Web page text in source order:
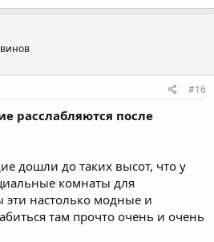
#16
расслабляются после
дошли до таких высот, что у
комнаты для
эти настолько модные и
там прочто очень и очень